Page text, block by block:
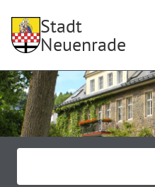
Stadt
Neuenrade